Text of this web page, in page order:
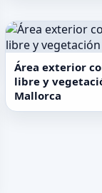
Área exterior
libre y
Mallorca